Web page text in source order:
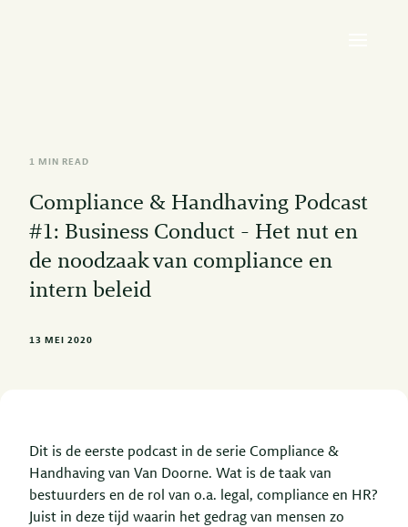
1 MIN READ
Compliance & Handhaving Podcast
#1: Business Conduct - Het nut en
de noodzaak van compliance en
intern beleid
13 MEI 2020
Dit is de eerste podcast in de serie Compliance &
Handhaving van Van Doorne. Wat is de taak van
bestuurders en de rol van o.a. legal, compliance en HR?
Juist in deze tijd waarin het gedrag van mensen zo